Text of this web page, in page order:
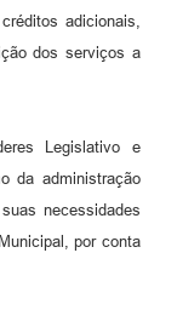
adicionais,
dos serviços a
Legislativo e
da administração
necessidades
por conta